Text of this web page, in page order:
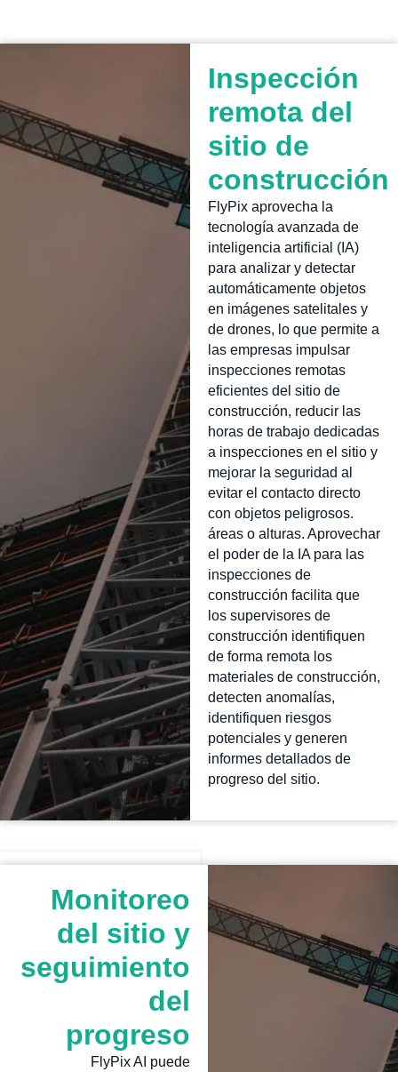
Inspección
remota del
sitio de
construcción
FlyPix aprovecha la
tecnología avanzada de
inteligencia artificial (IA)
para analizar y detectar
automáticamente objetos
en imágenes satelitales y
de drones, lo que permite a
las empresas impulsar
inspecciones remotas
eficientes del sitio de
construcción, reducir las
horas de trabajo dedicadas
a inspecciones en el sitio y
mejorar la seguridad al
evitar el contacto directo
con objetos peligrosos.
áreas o alturas. Aprovechar
el poder de la IA para las
inspecciones de
construcción facilita que
los supervisores de
construcción identifiquen
de forma remota los
materiales de construcción,
detecten anomalías,
identifiquen riesgos
potenciales y generen
informes detallados de
progreso del sitio.
Monitoreo
del sitio y
seguimiento
del
progreso
FlyPix AI puede